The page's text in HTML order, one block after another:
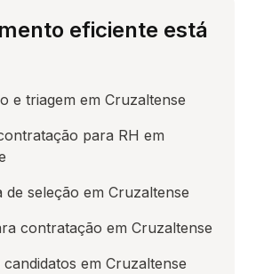
eficiente está
e triagem em Cruzaltense
para RH em
de seleção em Cruzaltense
contratação em Cruzaltense
candidatos em Cruzaltense